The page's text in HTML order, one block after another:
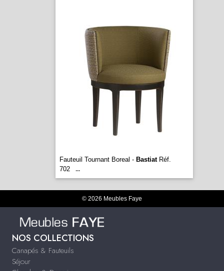
Fauteuil Tournant Boreal - BastiatRéf.
702
...
© 2026 Meubles Faye
NOS COLLECTIONS
Canapés & Fauteuils
Séjour